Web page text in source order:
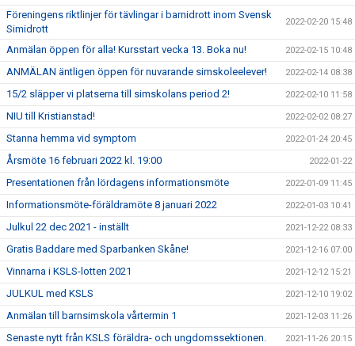
Föreningens riktlinjer för tävlingar i barnidrott inom Svensk
Simidrott
2022-02-20 15:48
Anmälan öppen för alla! Kursstart vecka 13. Boka nu! 2022-02-15 10:48
ANMÄLAN äntligen öppen för nuvarande simskoleelever! 2022-02-14 08:38
15/2 släpper vi platserna till simskolans period 2! 2022-02-10 11:58
NIU till Kristianstad! 2022-02-02 08:27
Stanna hemma vid symptom 2022-01-24 20:45
Årsmöte 16 februari 2022 kl. 19:00 2022-01-22
Presentationen från lördagens informationsmöte 2022-01-09 11:45
Informationsmöte-föräldramöte 8 januari 2022 2022-01-03 10:41
Julkul 22 dec 2021 - inställt 2021-12-22 08:33
Gratis Baddare med Sparbanken Skåne! 2021-12-16 07:00
Vinnarna i KSLS-lotten 2021 2021-12-12 15:21
JULKUL med KSLS 2021-12-10 19:02
Anmälan till barnsimskola vårtermin 1 2021-12-03 11:26
Senaste nytt från KSLS föräldra- och ungdomssektionen. 2021-11-26 20:15